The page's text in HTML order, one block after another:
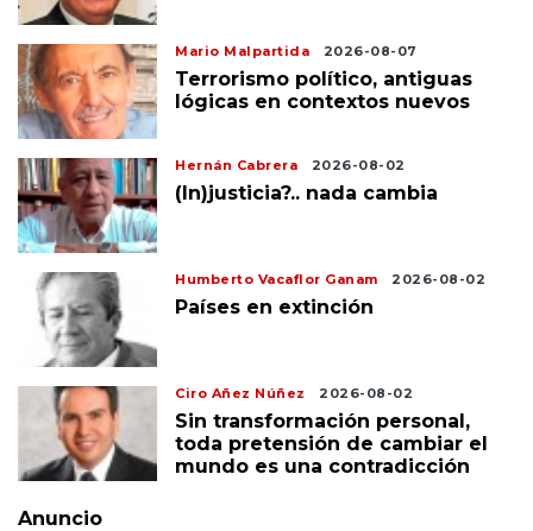
Mario Malpartida 2026-08-07
Terrorismo político, antiguas
lógicas en contextos nuevos
Hernán Cabrera 2026-08-02
(In)justicia?.. nada cambia
Humberto Vacaflor Ganam 2026-08-02
Países en extinción
Ciro Añez Núñez 2026-08-02
Sin transformación personal,
toda pretensión de cambiar el
mundo es una contradicción
Anuncio